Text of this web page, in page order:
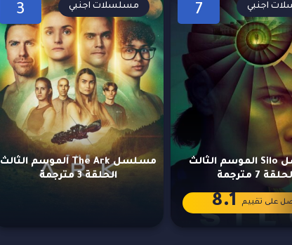
7
مسلسل Silo الموسم الثالث
7 مترجمة
اجنبي
على تقييم 8.1
3
مسلسل The Ark الموسم الثالث
الحلقة 3 مترجمة
مسلسلات اجنبي